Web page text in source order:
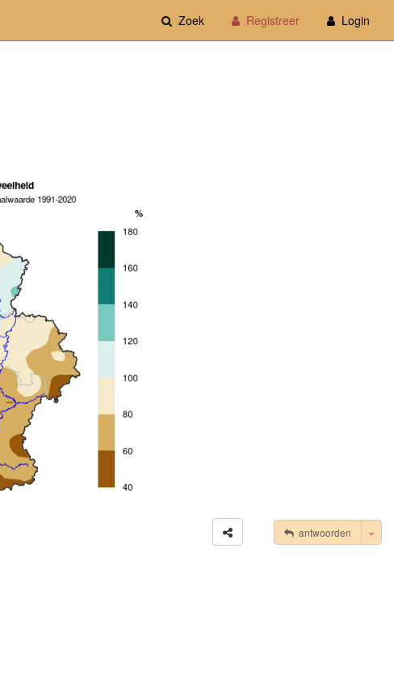
Zoek Registreer Login
antwoorden